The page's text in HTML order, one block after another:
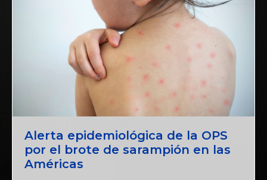
Alerta epidemiológica de la OPS
por el brote de sarampión en las
Américas